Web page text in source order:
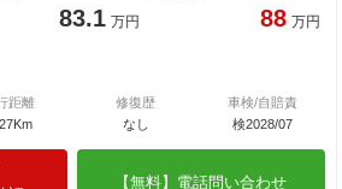
83.1 万円 88 万円
距離
修復歴
なし
車検/自賠責
検2028/07
【無料】電話問い合わせ